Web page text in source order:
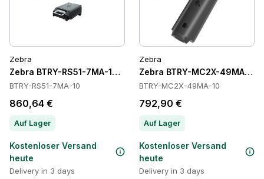
Zebra
Zebra BTRY-RS51-7MA-10 Batteries
BTRY-RS51-7MA-10
860,64 €
Auf Lager
Kostenloser Versand
heute
Delivery in 3 days
Zebra
Zebra BTRY-MC2X-49MA-10
BTRY-MC2X-49MA-10
792,90 €
Auf Lager
Kostenloser Versand
heute
Delivery in 3 days